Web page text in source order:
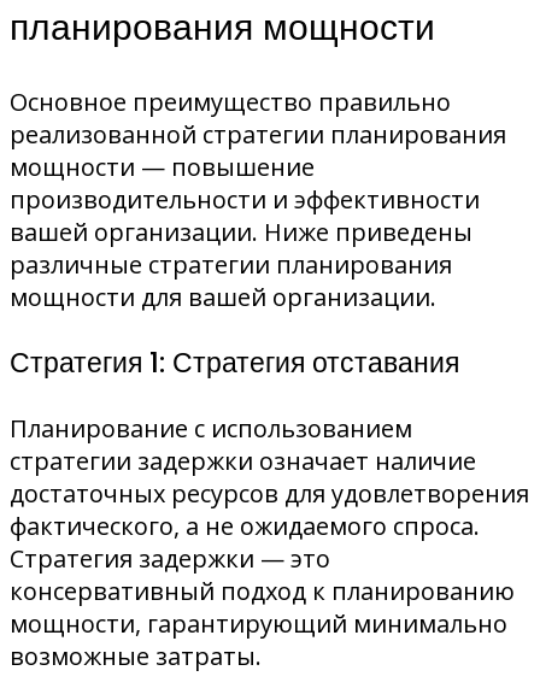
планирования мощности
Основное преимущество правильно
реализованной стратегии планирования
мощности — повышение
производительности и эффективности
вашей организации. Ниже приведены
различные стратегии планирования
мощности для вашей организации.
Стратегия 1: Стратегия отставания
Планирование с использованием
стратегии задержки означает наличие
достаточных ресурсов для удовлетворения
фактического, а не ожидаемого спроса.
Стратегия задержки — это
консервативный подход к планированию
мощности, гарантирующий минимально
возможные затраты.